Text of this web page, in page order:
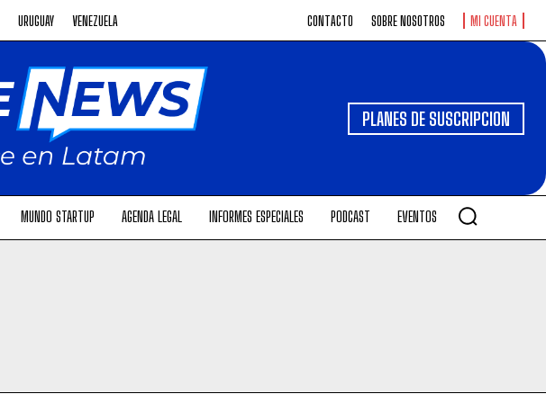
URUGUAY VENEZUELA CONTACTO SOBRE NOSOTROS MI CUENTA
PLANES DE SUSCRIPCION
MUNDO STARTUP AGENDA LEGAL INFORMES ESPECIALES PODCAST EVENTOS